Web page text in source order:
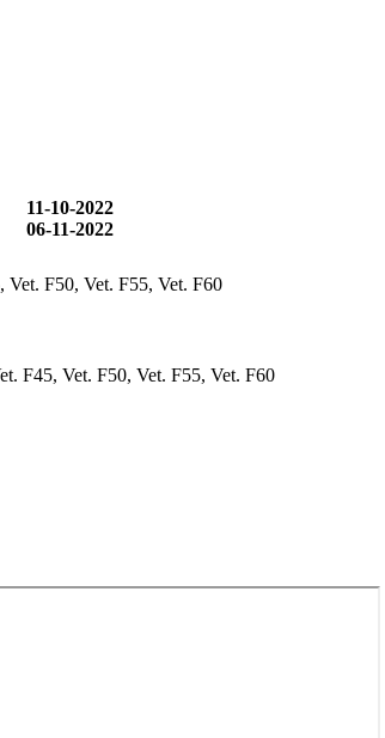
11-10-2022
06-11-2022
F50, Vet. F55, Vet. F60
F45, Vet. F50, Vet. F55, Vet. F60